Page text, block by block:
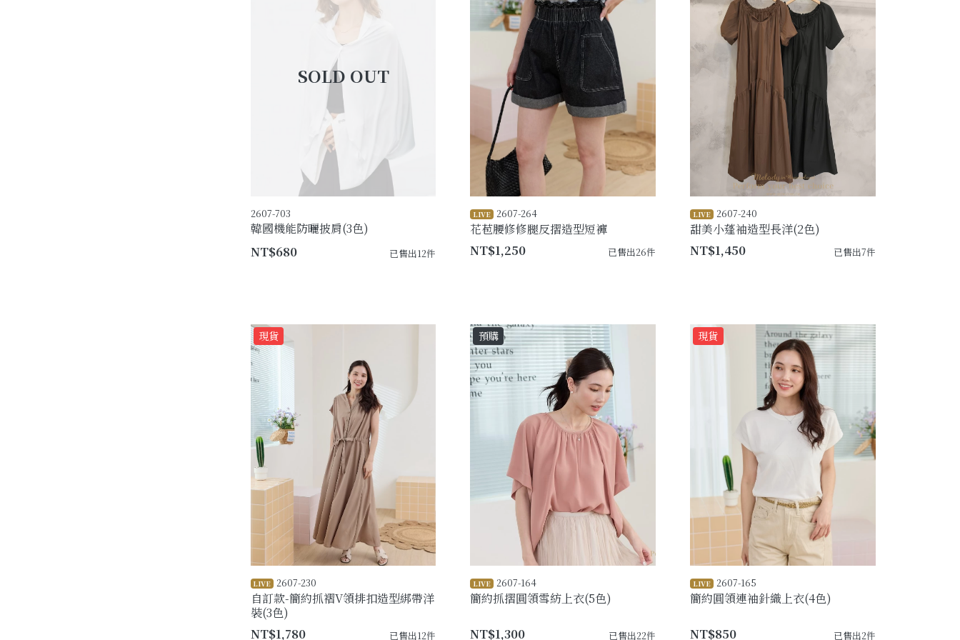
2607-703
韓國機能防曬披肩(3色)
NT$680
已售出12件
LIVE 2607-264
花苞腰修修腿反摺造型短褲
NT$1,250
已售出26件
LIVE 2607-240
甜美小蓬袖造型長洋(2色)
NT$1,450
已售出7件
現貨
LIVE 2607-230
自訂款-簡約抓褶V領排扣造型綁帶洋
裝(3色)
NT$1,780
已售出12件
預購
LIVE 2607-164
簡約抓摺圓領雪紡上衣(5色)
NT$1,300 已售出22件
現貨
LIVE 2607-165
簡約圓領連袖針織上衣(4色)
NT$850 已售出2件